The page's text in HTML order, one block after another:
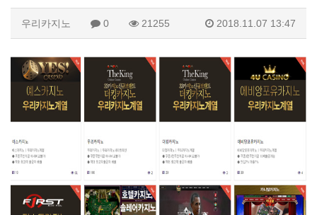
우리카지노 0 21255 2018.11.07 13:47